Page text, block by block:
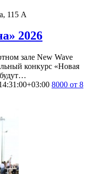
115 A
2026
зале New Wave
конкурс «Новая
8000 от 8